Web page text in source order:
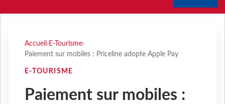
Accueil › E-Tourisme›
Paiement sur mobiles : Priceline adopte Apple Pay
E-TOURISME
Paiement sur mobiles :